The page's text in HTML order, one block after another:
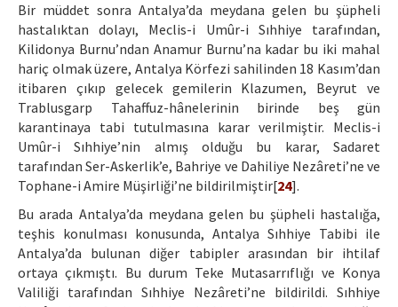
Bir müddet sonra Antalya’da meydana gelen bu şüpheli
hastalıktan dolayı, Meclis-i Umûr-i Sıhhiye tarafından,
Kilidonya Burnu’ndan Anamur Burnu’na kadar bu iki mahal
hariç olmak üzere, Antalya Körfezi sahilinden 18 Kasım’dan
itibaren çıkıp gelecek gemilerin Klazumen, Beyrut ve
Trablusgarp Tahaffuz-hânelerinin birinde beş gün
karantinaya tabi tutulmasına karar verilmiştir. Meclis-i
Umûr-i Sıhhiye’nin almış olduğu bu karar, Sadaret
tarafından Ser-Askerlik’e, Bahriye ve Dahiliye Nezâreti’ne ve
Tophane-i Amire Müşirliği’ne bildirilmiştir[24].
Bu arada Antalya’da meydana gelen bu şüpheli hastalığa,
teşhis konulması konusunda, Antalya Sıhhiye Tabibi ile
Antalya’da bulunan diğer tabipler arasından bir ihtilaf
ortaya çıkmıştı. Bu durum Teke Mutasarrıflığı ve Konya
Valiliği tarafından Sıhhiye Nezâreti’ne bildirildi. Sıhhiye